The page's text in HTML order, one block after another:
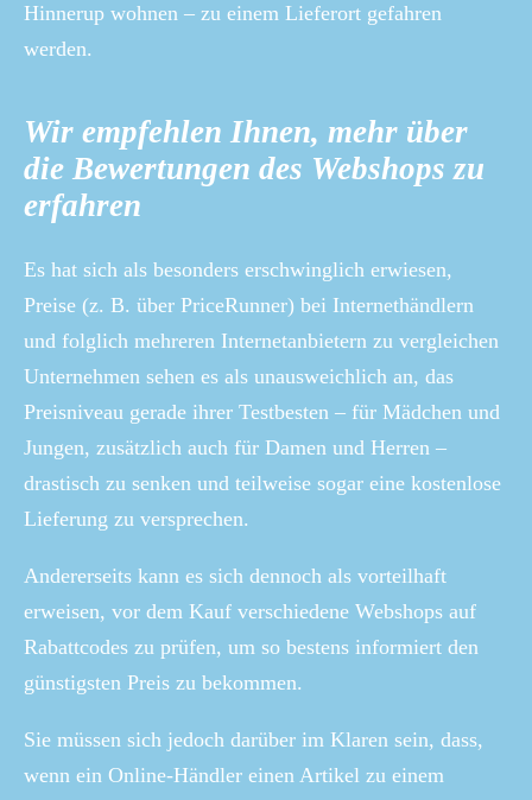
Hinnerup wohnen – zu einem Lieferort gefahren
werden.
Wir empfehlen Ihnen, mehr über
die Bewertungen des Webshops zu
erfahren
Es hat sich als besonders erschwinglich erwiesen,
Preise (z. B. über PriceRunner) bei Internethändlern
und folglich mehreren Internetanbietern zu vergleichen
Unternehmen sehen es als unausweichlich an, das
Preisniveau gerade ihrer Testbesten – für Mädchen und
Jungen, zusätzlich auch für Damen und Herren –
drastisch zu senken und teilweise sogar eine kostenlose
Lieferung zu versprechen.
Andererseits kann es sich dennoch als vorteilhaft
erweisen, vor dem Kauf verschiedene Webshops auf
Rabattcodes zu prüfen, um so bestens informiert den
günstigsten Preis zu bekommen.
Sie müssen sich jedoch darüber im Klaren sein, dass,
wenn ein Online-Händler einen Artikel zu einem